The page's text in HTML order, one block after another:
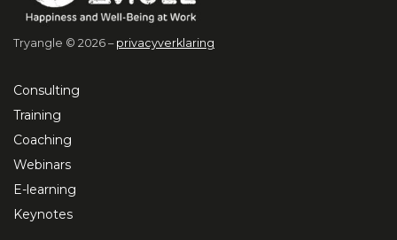
Tryangle © 2026 – privacyverklaring
Consulting
Training
Coaching
Webinars
E-learning
Keynotes